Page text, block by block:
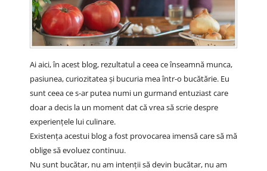
Ai aici, în acest blog, rezultatul a ceea ce înseamnă munca,
pasiunea, curiozitatea și bucuria mea într-o bucătărie. Eu
sunt ceea ce s-ar putea numi un gurmand entuziast care
doar a decis la un moment dat că vrea să scrie despre
experiențele lui culinare.
Existența acestui blog a fost provocarea imensă care să mă
oblige să evoluez continuu.
Nu sunt bucătar, nu am intenții să devin bucătar, nu am